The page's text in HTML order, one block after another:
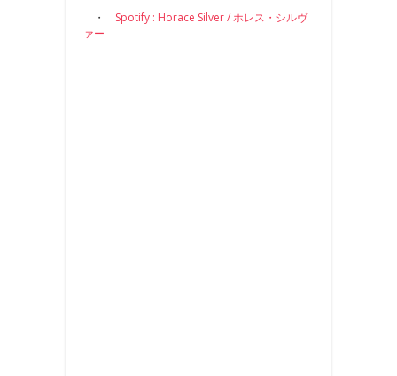
・ Spotify : Horace Silver / ホレス・シルヴ
ァー